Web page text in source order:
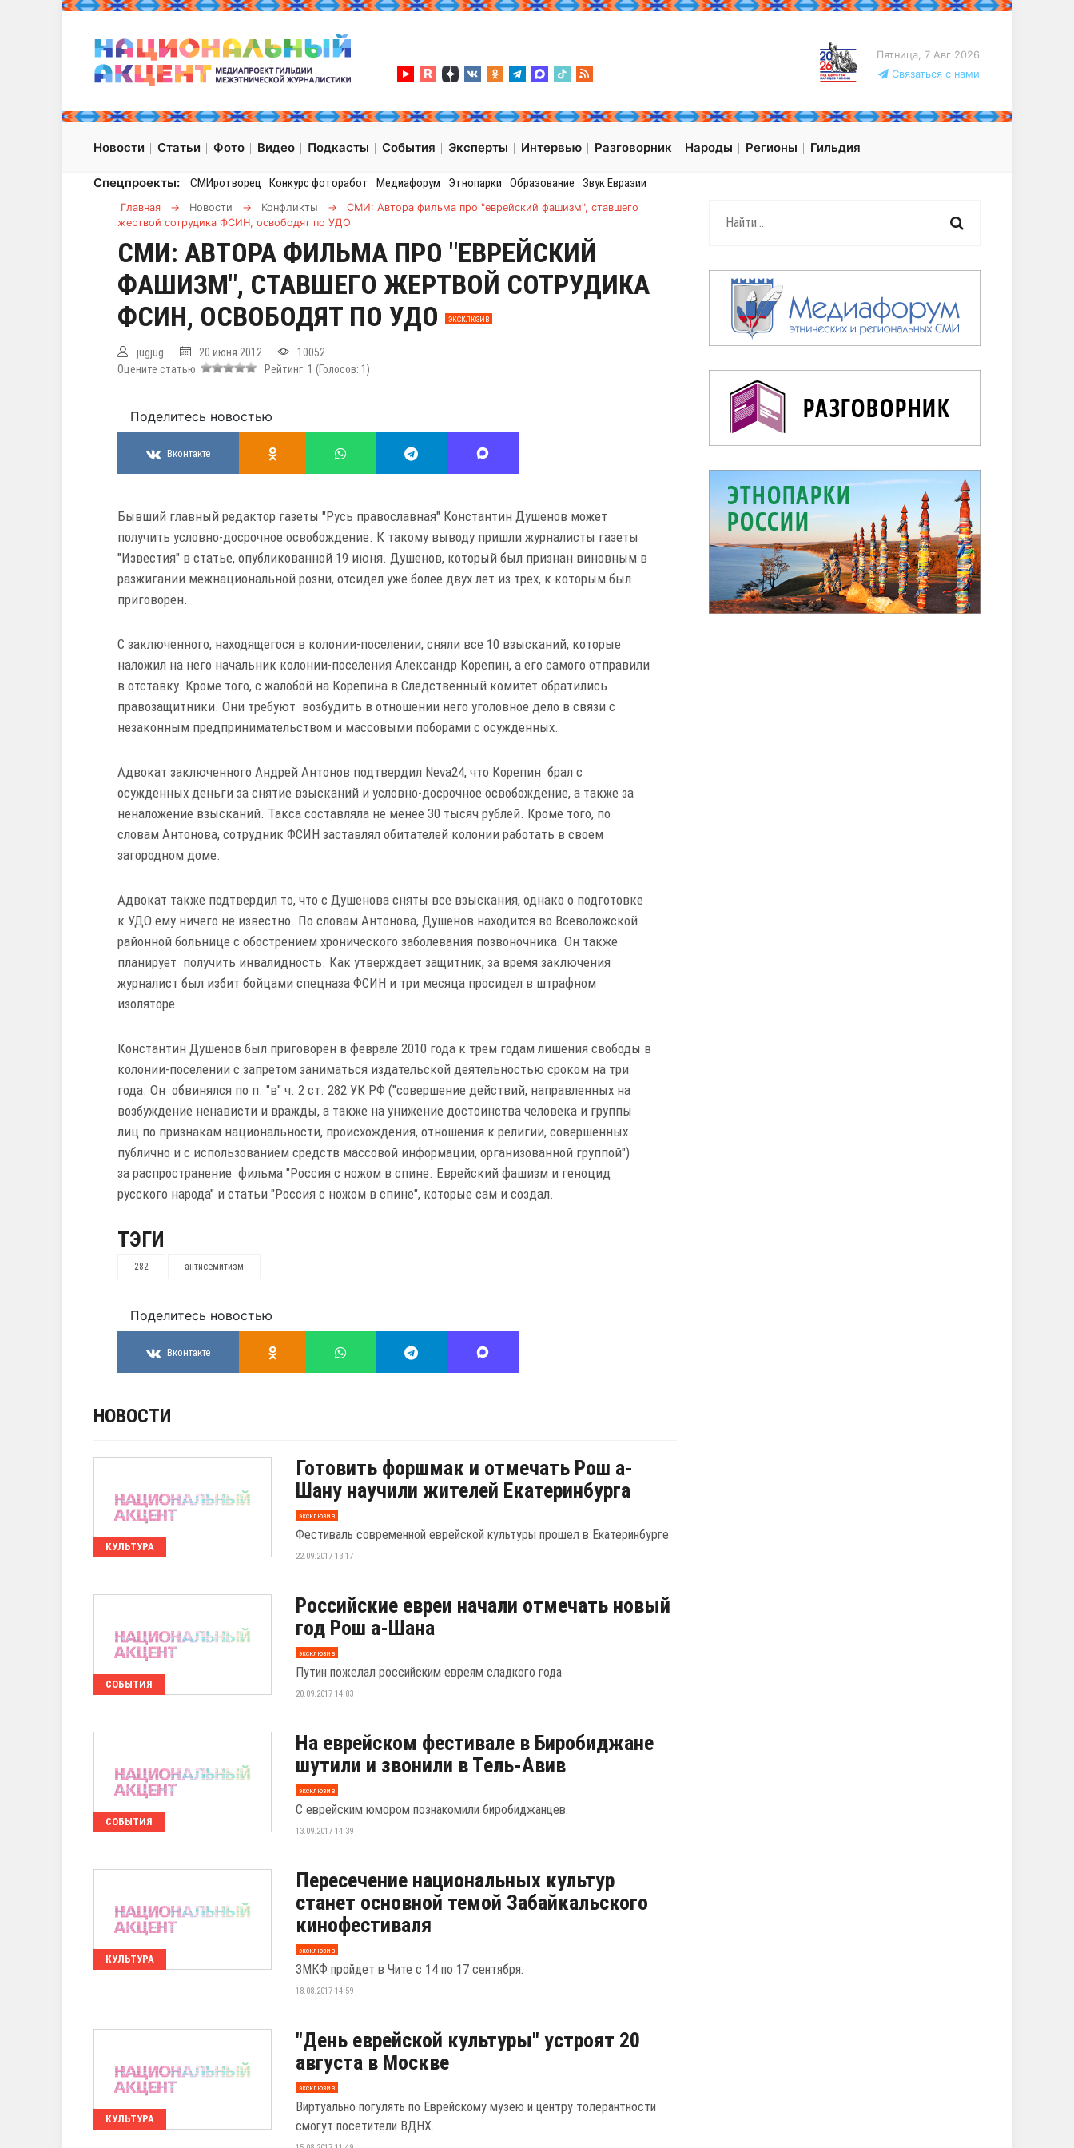
Пятница, 7 Авг 2026
Связаться с нами
Новости Статьи Фото Видео Подкасты События Эксперты Интервью Разговорник Народы Регионы Гильдия
Спецпроекты: СМИротворец Конкурс фоторабот Медиафорум Этнопарки Образование Звук Евразии
Главная → Новости → Конфликты →
СМИ: Автора фильма про "еврейский фашизм", ставшего
жертвой сотрудика ФСИН, освободят по УДО
СМИ: АВТОРА ФИЛЬМА ПРО "ЕВРЕЙСКИЙ
ФАШИЗМ", СТАВШЕГО ЖЕРТВОЙ СОТРУДИКА
ФСИН, ОСВОБОДЯТ ПО УДО
ЭКСКЛЮЗИВ
jugjug 20 июня 2012
10052
Оцените статью
Рейтинг: 1 (Голосов: 1 )
Поделитесь новостью
Вконтакте
Бывший главный редактор газеты "Русь православная" Константин Душенов может
получить условно-досрочное освобождение. К такому выводу пришли журналисты газеты
"Известия" в статье, опубликованной 19 июня. Душенов, который был признан виновным в
разжигании межнациональной розни, отсидел уже более двух лет из трех, к которым был
приговорен.
С заключенного, находящегося в колонии-поселении, сняли все 10 взысканий, которые
наложил на него начальник колонии-поселения Александр Корепин, а его самого отправили
в отставку. Кроме того, с жалобой на Корепина в Следственный комитет обратились
правозащитники. Они требуют возбудить в отношении него уголовное дело в связи с
незаконным предпринимательством и массовыми поборами с осужденных.
Адвокат заключенного Андрей Антонов подтвердил Neva24, что Корепин брал с
осужденных деньги за снятие взысканий и условно-досрочное освобождение, а также за
неналожение взысканий. Такса составляла не менее 30 тысяч рублей. Кроме того, по
словам Антонова, сотрудник ФСИН заставлял обитателей колонии работать в своем
загородном доме.
Адвокат также подтвердил то, что с Душенова сняты все взыскания, однако о подготовке
к УДО ему ничего не известно. По словам Антонова, Душенов находится во Всеволожской
районной больнице с обострением хронического заболевания позвоночника. Он также
планирует получить инвалидность. Как утверждает защитник, за время заключения
журналист был избит бойцами спецназа ФСИН и три месяца просидел в штрафном
изоляторе.
Константин Душенов был приговорен в феврале 2010 года к трем годам лишения свободы в
колонии-поселении с запретом заниматься издательской деятельностью сроком на три
года. Он обвинялся по п. "в" ч. 2 ст. 282 УК РФ ("совершение действий, направленных на
возбуждение ненависти и вражды, а также на унижение достоинства человека и группы
лиц по признакам национальности, происхождения, отношения к религии, совершенных
публично и с использованием средств массовой информации, организованной группой")
за распространение фильма "Россия с ножом в спине. Еврейский фашизм и геноцид
русского народа" и статьи "Россия с ножом в спине", которые сам и создал.
ТЭГИ
282 антисемитизм
Поделитесь новостью
Вконтакте
НОВОСТИ
КУЛЬТУРА
Готовить форшмак и отмечать Рош а-
Шану научили жителей Екатеринбурга
эксклюзив
Фестиваль современной еврейской культуры прошел в Екатеринбурге
22.09.2017 13:17
СОБЫТИЯ
Российские евреи начали отмечать новый
год Рош а-Шана
эксклюзив
Путин пожелал российским евреям сладкого года
20.09.2017 14:03
СОБЫТИЯ
На еврейском фестивале в Биробиджане
шутили и звонили в Тель-Авив
эксклюзив
С еврейским юмором познакомили биробиджанцев.
13.09.2017 14:39
КУЛЬТУРА
Пересечение национальных культур
станет основной темой Забайкальского
кинофестиваля
эксклюзив
ЗМКФ пройдет в Чите с 14 по 17 сентября.
18.08.2017 14:59
КУЛЬТУРА
"День еврейской культуры" устроят 20
августа в Москве
эксклюзив
Виртуально погулять по Еврейскому музею и центру толерантности
смогут посетители ВДНХ.